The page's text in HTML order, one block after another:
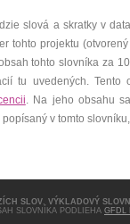
slová a skratky v
tohto projektu
tohto slovníka za
tu uvedených. Tento
. Na jeho obsahu
v tomto
SLOV, VÝKLADOVÝ
SLOVNÍKA PODLIEHA GFDL